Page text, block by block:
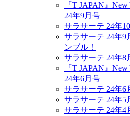
『T JAPAN』New
24年9月号
サラサーテ 24年
サラサーテ 24年9
ンブル！
サラサーテ 24年8
『T JAPAN』New
24年6月号
サラサーテ 24年6
サラサーテ 24年5
サラサーテ 24年4